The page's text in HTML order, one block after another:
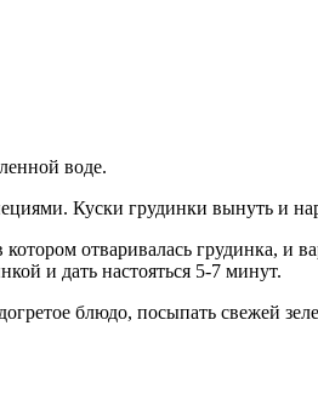
воде.
Куски грудинки вынуть и
отваривалась грудинка, и
и дать настояться 5-7 минут.
блюдо, посыпать свежей